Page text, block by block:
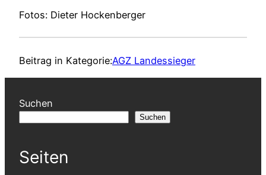
Fotos: Dieter Hockenberger
Beitrag in Kategorie:AGZ Landessieger
Suchen
Suchen
Seiten